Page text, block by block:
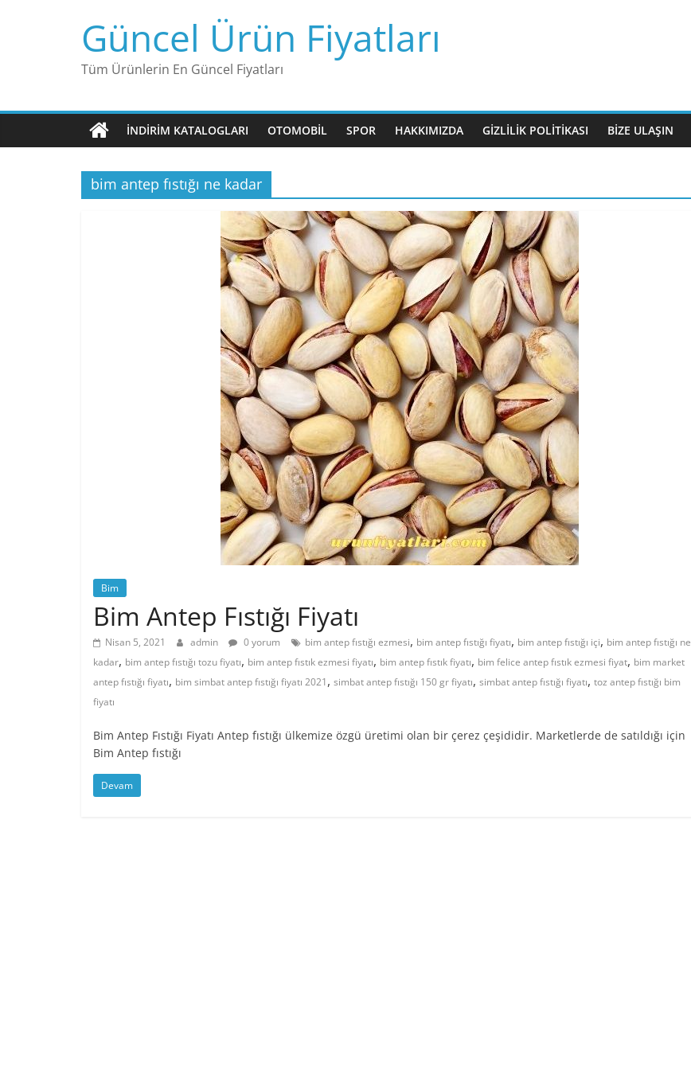
Güncel Ürün Fiyatları
Tüm Ürünlerin En Güncel Fiyatları
İNDIRIM KATALOGLARI OTOMOBIL SPOR HAKKIMIZDA GIZLILIK POLITIKASI BIZE ULAŞIN
bim antep fıstığı ne kadar
Bim
Bim Antep Fıstığı Fiyatı
Nisan 5, 2021 admin 0 yorum bim antep fıstığı ezmesi, bim antep fıstığı fiyatı, bim antep fıstığı içi, bim antep fıstığı ne
kadar, bim antep fıstığı tozu fiyatı, bim antep fıstık ezmesi fiyatı, bim antep fıstık fiyatı, bim felice antep fıstık ezmesi fiyat, bim market
antep fıstığı fiyatı, bim simbat antep fıstığı fiyatı 2021, simbat antep fıstığı 150 gr fiyatı, simbat antep fıstığı fiyatı, toz antep fıstığı bim
fiyatı
Bim Antep Fıstığı Fiyatı Antep fıstığı ülkemize özgü üretimi olan bir çerez çeşididir. Marketlerde de satıldığı için
Bim Antep fıstığı
Devam